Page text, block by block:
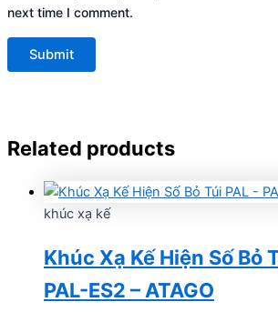
next time I comment.
Related products
khúc xạ kế
Khúc Xạ Kế Hiện Số Bỏ
PAL-ES2 – ATAGO